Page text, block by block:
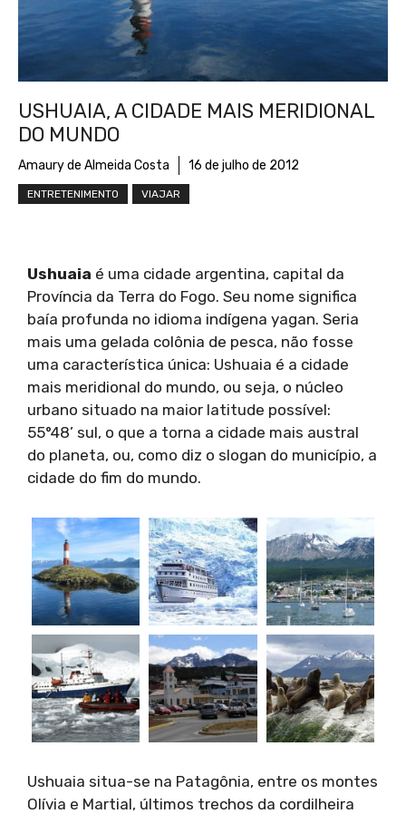
USHUAIA, A CIDADE MAIS MERIDIONAL
DO MUNDO
Amaury de Almeida Costa 16 de julho de 2012
ENTRETENIMENTO VIAJAR
Ushuaia é uma cidade argentina, capital da
Província da Terra do Fogo. Seu nome significa
baía profunda no idioma indígena yagan. Seria
mais uma gelada colônia de pesca, não fosse
uma característica única: Ushuaia é a cidade
mais meridional do mundo, ou seja, o núcleo
urbano situado na maior latitude possível:
55°48’ sul, o que a torna a cidade mais austral
do planeta, ou, como diz o slogan do município, a
cidade do fim do mundo.
Ushuaia situa-se na Patagônia, entre os montes
Olívia e Martial, últimos trechos da cordilheira